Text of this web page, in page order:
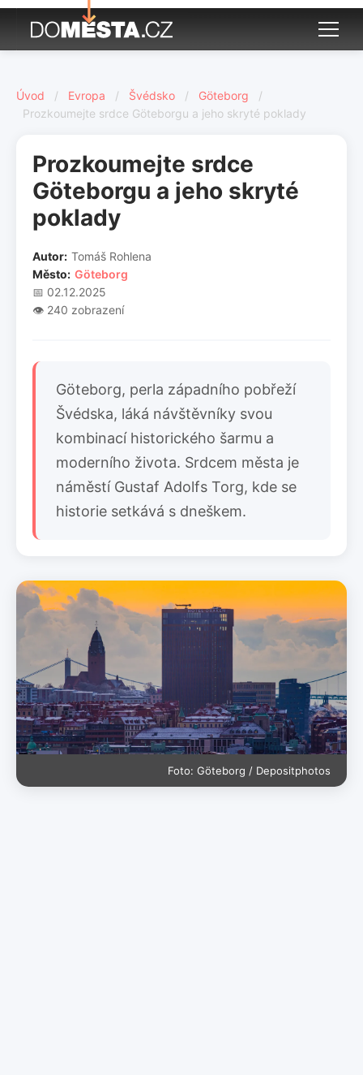
Úvod / Evropa / Švédsko / Göteborg
/
Prozkoumejte srdce Göteborgu a jeho skryté poklady
Prozkoumejte srdce
Göteborgu a jeho skryté
poklady
Autor: Tomáš Rohlena
Město: Göteborg
📅 02.12.2025
👁️ 240 zobrazení
Göteborg, perla západního pobřeží
Švédska, láká návštěvníky svou
kombinací historického šarmu a
moderního života. Srdcem města je
náměstí Gustaf Adolfs Torg, kde se
historie setkává s dneškem.
Foto: Göteborg / Depositphotos